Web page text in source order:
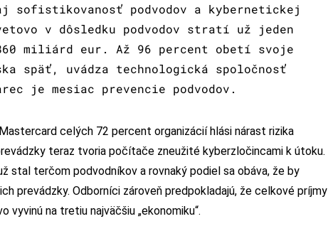
podvodov a kybernetickej
v dôsledku podvodov stratí už jeden
miliárd eur. Až 96 percent obetí svoje
späť, uvádza technologická spoločnosť
je mesiac prevencie podvodov.
celých 72 percent organizácií hlási nárast rizika
teraz tvoria počítače zneužité kyberzločincami k útoku.
stal terčom podvodníkov a rovnaký podiel sa obáva, že by
prevádzky. Odborníci zároveň predpokladajú, že celkové príjmy
na tretiu najväčšiu „ekonomiku“.